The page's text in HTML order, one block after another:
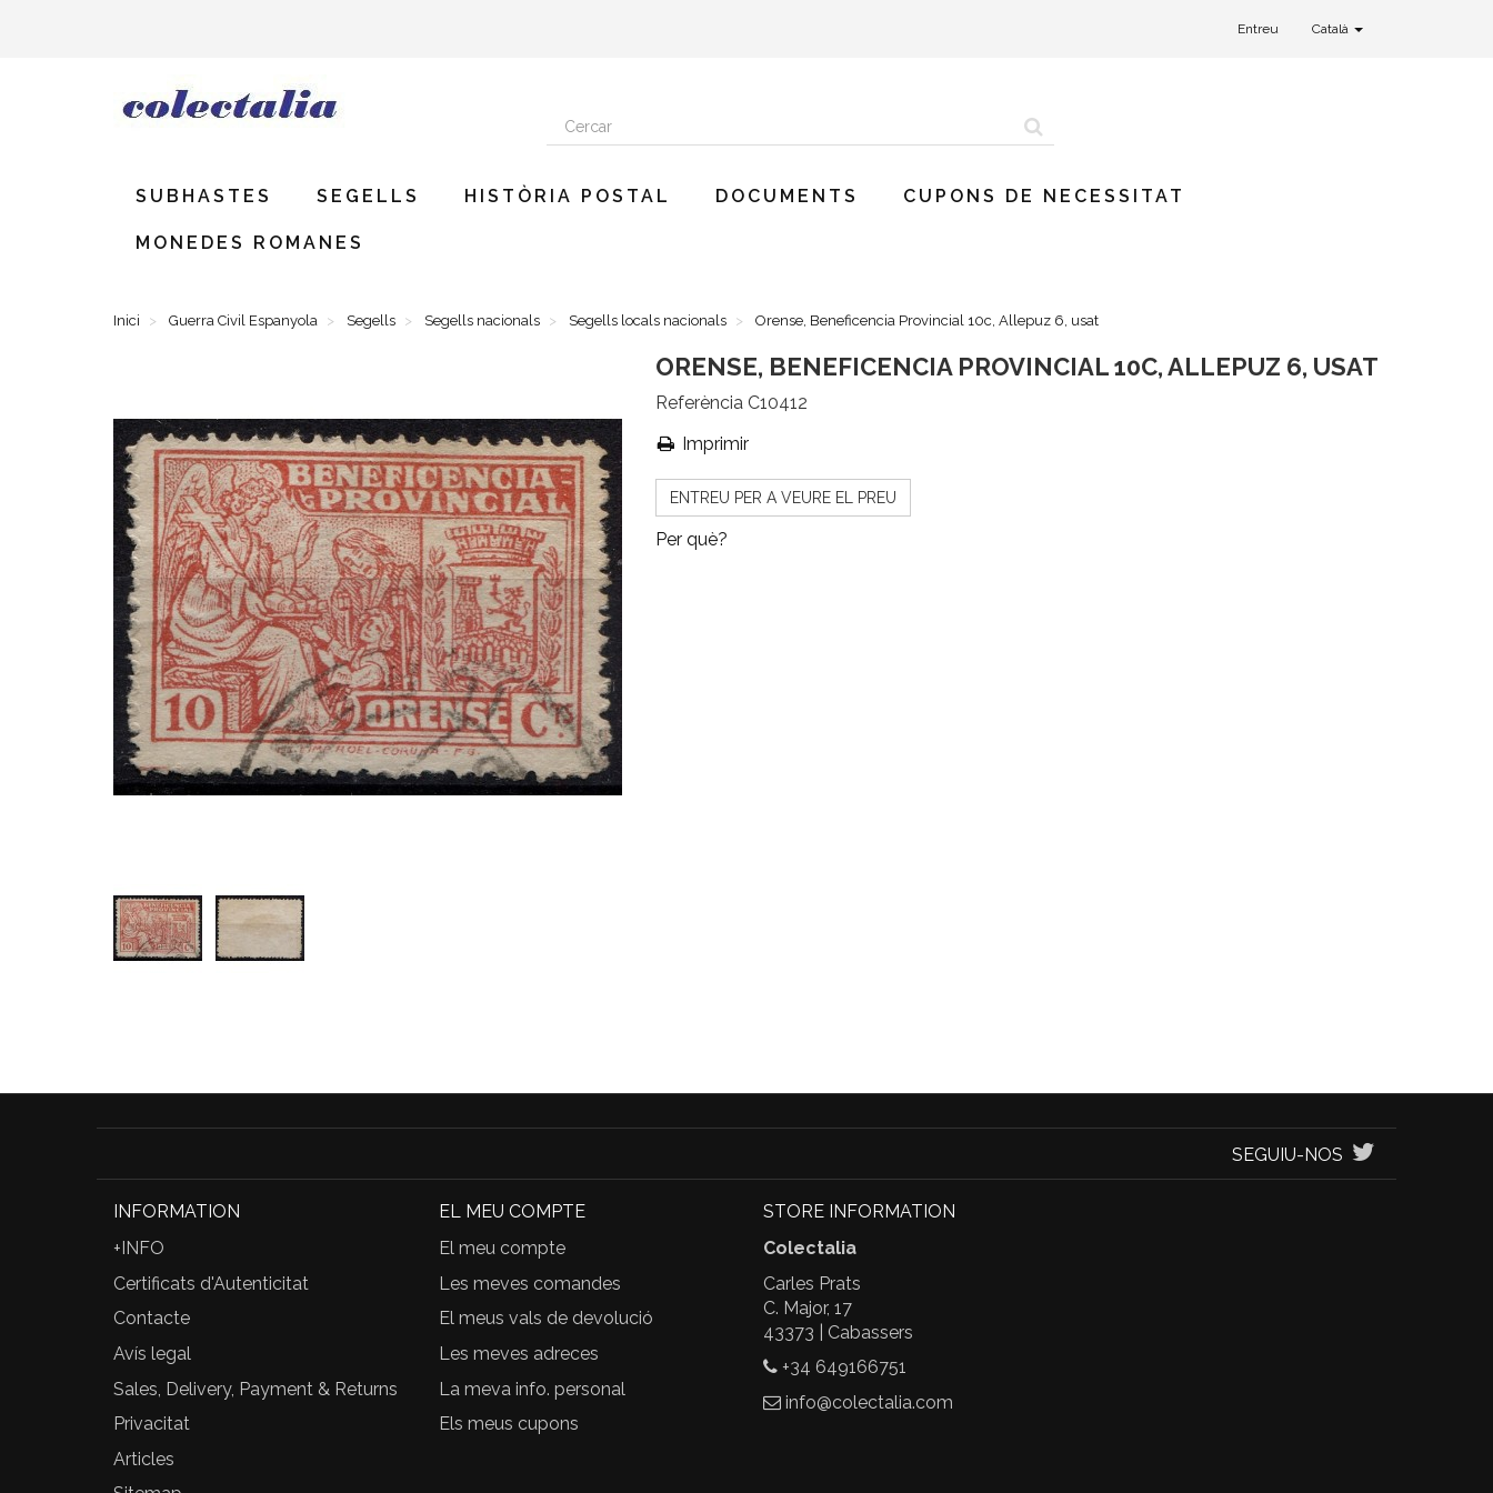
Entreu Català
SUBHASTES SEGELLS HISTÒRIA POSTAL DOCUMENTS CUPONS DE NECESSITAT
MONEDES ROMANES
Inici Guerra Civil Espanyola Segells Segells nacionals Segells locals nacionals Orense, Beneficencia Provincial 10c, Allepuz 6, usat
ORENSE, BENEFICENCIA PROVINCIAL 10C, ALLEPUZ 6, USAT
Referència C10412
Imprimir
ENTREU PER A VEURE EL PREU
Per què?
SEGUIU-NOS
INFORMATION
+INFO
Certificats d'Autenticitat
Contacte
Avís legal
Sales, Delivery, Payment & Returns
Privacitat
Articles
EL MEU COMPTE
El meu compte
Les meves comandes
El meus vals de devolució
Les meves adreces
La meva info. personal
Els meus cupons
STORE INFORMATION
Colectalia
Carles Prats
C. Major, 17
43373 | Cabassers
+34 649166751
info@colectalia.com